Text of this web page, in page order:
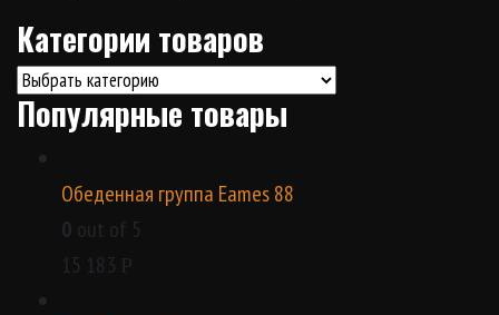
Категории товаров
Популярные товары
Обеденная группа Eames 88
0 out of 5
15 183 Р